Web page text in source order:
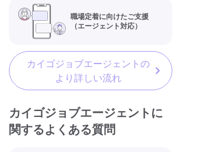
職場定着に向けたご支援
（エージェント対応）
カイゴジョブエージェントの
より詳しい流れ
カイゴジョブエージェントに
関するよくある質問